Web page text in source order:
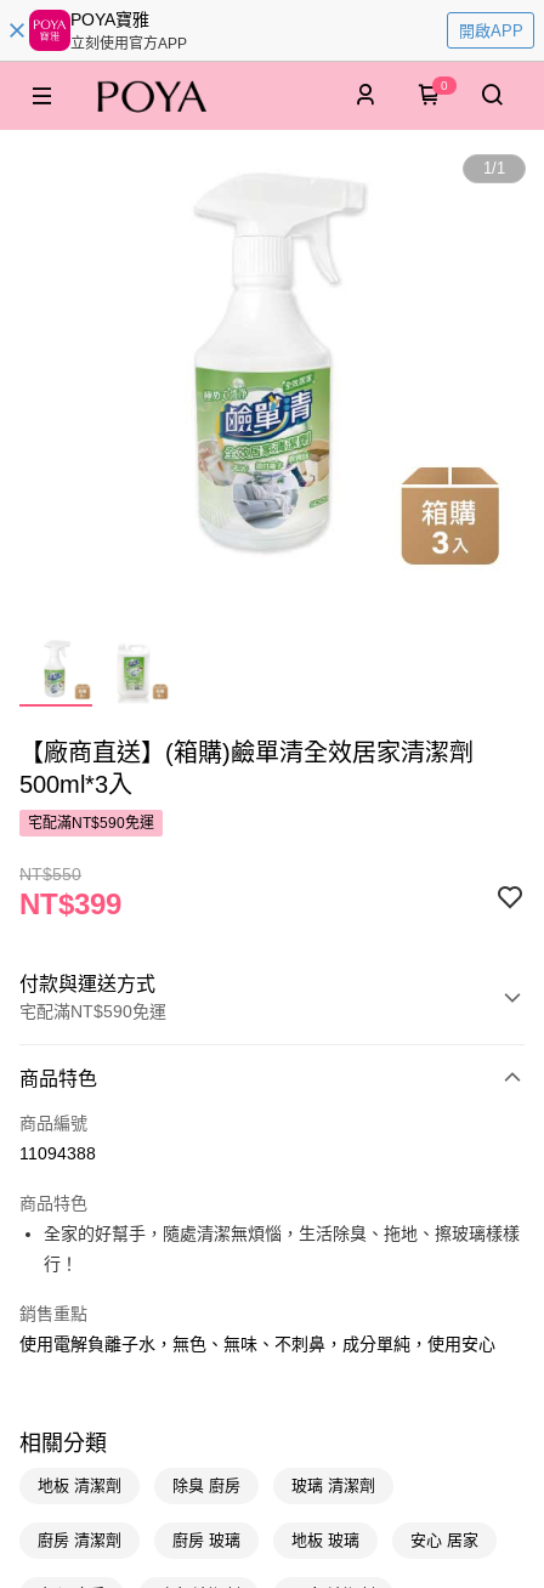
POYA寶雅
立刻使用官方APP
開啟APP
0
1/1
【廠商直送】(箱購)鹼單清全效居家清潔劑
500ml*3入
宅配滿NT$590免運
NT$550
NT$399
付款與運送方式
宅配滿NT$590免運
POYA支付
信用卡一次付款
Apple Pay
街口支付
悠遊付
相關說明
AFTEE先享後付是「在收到商品之後才付款」的支付方式。 讓您購物簡單
１．簡單：不需註冊會員、不需綁卡、不需儲值。
２．便利：只要手機號碼，簡訊認證，即可結帳。
運送方式
宅配(廠商直送🚚)
商品特色
商品編號
11094388
商品特色
全家的好幫手，隨處清潔無煩惱，生活除臭、拖地、擦玻璃樣樣
行！
銷售重點
使用電解負離子水，無色、無味、不刺鼻，成分單純，使用安心
相關分類
地板 清潔劑 除臭 廚房 玻璃 清潔劑
廚房 清潔劑 廚房 玻璃 地板 玻璃 安心 居家